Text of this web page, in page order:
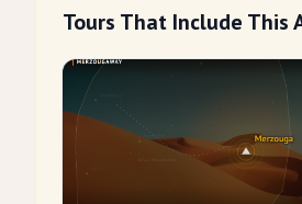
Tours That Include This